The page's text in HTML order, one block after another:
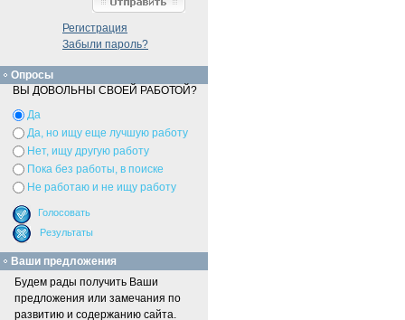
Регистрация
Забыли пароль?
Опросы
ВЫ ДОВОЛЬНЫ СВОЕЙ РАБОТОЙ?
Да
Да, но ищу еще лучшую работу
Нет, ищу другую работу
Пока без работы, в поиске
Не работаю и не ищу работу
Ваши предложения
Будем рады получить Ваши
предложения или замечания по
развитию и содержанию сайта.